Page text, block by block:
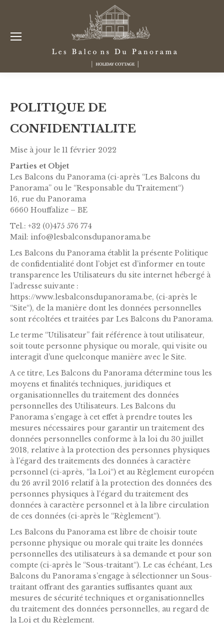
POLITIQUE DE
CONFIDENTIALITE
Mise à jour le 11 février 2022
Parties et Objet
Les Balcons du Panorama (ci-après “Les Balcons du
Panorama” ou le “Responsable du Traitement“)
16, rue du Panorama
6660 Houffalize – BE
Tel.: +32 (0)475 576 774
Mail: info@lesbalconsdupanorama.be
Les Balcons du Panorama établit la présente Politique
de confidentialité dont l’objet est d’informer en toute
transparence les Utilisateurs du site internet hébergé à
l’adresse suivante :
https://www.lesbalconsdupanorama.be, (ci-après le
“Site“), de la manière dont les données personnelles
sont récoltées et traitées par Les Balcons du Panorama.
Le terme “Utilisateur” fait référence à tout utilisateur,
soit toute personne physique ou morale, qui visite ou
interagit d’une quelconque manière avec le Site.
A ce titre, Les Balcons du Panorama détermine tous les
moyens et finalités techniques, juridiques et
organisationnelles du traitement des données
personnelles des Utilisateurs. Les Balcons du
Panorama s’engage à cet effet à prendre toutes les
mesures nécessaires pour garantir un traitement des
données personnelles conforme à la loi du 30 juillet
2018, relative à la protection des personnes physiques
à l’égard des traitements des données à caractère
personnel (ci-après, “la Loi“) et au Règlement européen
du 26 avril 2016 relatif à la protection des données des
personnes physiques à l’égard du traitement des
données à caractère personnel et à la libre circulation
de ces données (ci-après le “Règlement“).
Les Balcons du Panorama est libre de choisir toute
personne physique ou morale qui traite les données
personnelles des utilisateurs à sa demande et pour son
compte (ci-après le “Sous-traitant“). Le cas échéant, Les
Balcons du Panorama s’engage à sélectionner un Sous-
traitant offrant des garanties suffisantes quant aux
mesures de sécurité techniques et organisationnelles
du traitement des données personnelles, au regard de
la Loi et du Règlement.